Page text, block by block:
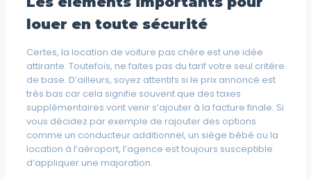
louer en toute sécurité
Certes, la location de voiture pas chère est une idée
attirante. Toutefois, ne faites pas du tarif votre seul critère
de base. D’ailleurs, soyez attentifs si le prix annoncé est
très bas car cela signifie souvent que des taxes
supplémentaires vont venir s’ajouter à la facture finale. Si
vous décidez par exemple de rajouter des options
comme un conducteur additionnel, un siège bébé ou la
location à l’aéroport, l’agence est toujours susceptible
d’appliquer une majoration.